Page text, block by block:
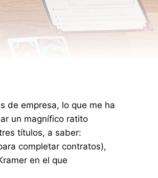
de empresa, lo que me ha
un magnífico ratito
títulos, a saber:
completar contratos),
en el que